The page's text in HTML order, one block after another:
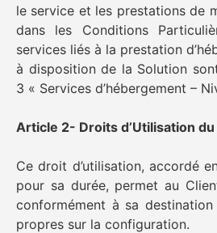
le service et les prestations de
dans les Conditions
services liés à la prestation
à disposition de la Solution
3 « Services d’hébergement –
Article 2- Droits d’Utilisation
Ce droit d’utilisation, accordé
pour sa durée, permet au
conformément à sa
propres sur la configuration.